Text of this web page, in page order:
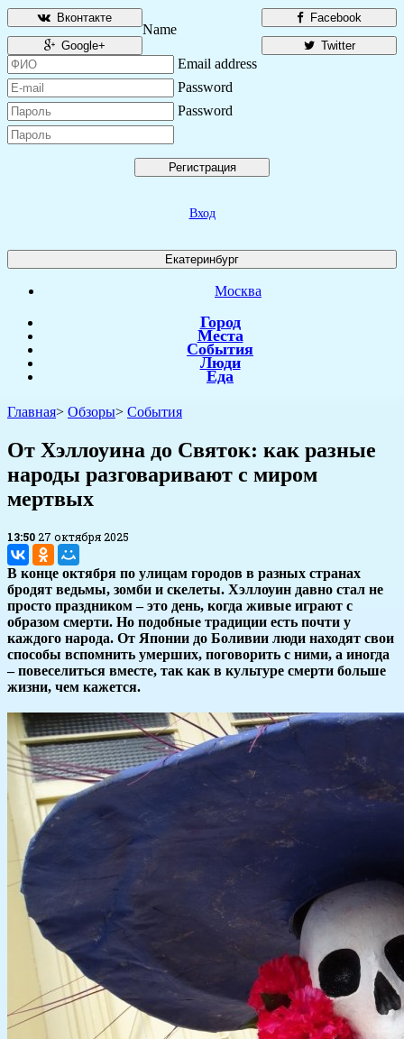
Facebook
Вконтакте
Twitter
Google+
Name
Email address
Password
Password
Регистрация
Вход
Екатеринбург
Москва
Город
Места
События
Люди
Еда
Главная> Обзоры> События
​От Хэллоуина до Святок: как разные
народы разговаривают с миром
мертвых
13:5027 октября 2025
В конце октября по улицам городов в разных странах
бродят ведьмы, зомби и скелеты. Хэллоуин давно стал не
просто праздником – это день, когда живые играют с
образом смерти. Но подобные традиции есть почти у
каждого народа. От Японии до Боливии люди находят свои
способы вспомнить умерших, поговорить с ними, а иногда
– повеселиться вместе, так как в культуре смерти больше
жизни, чем кажется.